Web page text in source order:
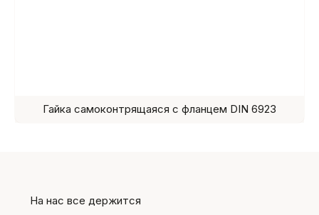
Гайка самоконтрящаяся с фланцем DIN 6923
На нас все держится